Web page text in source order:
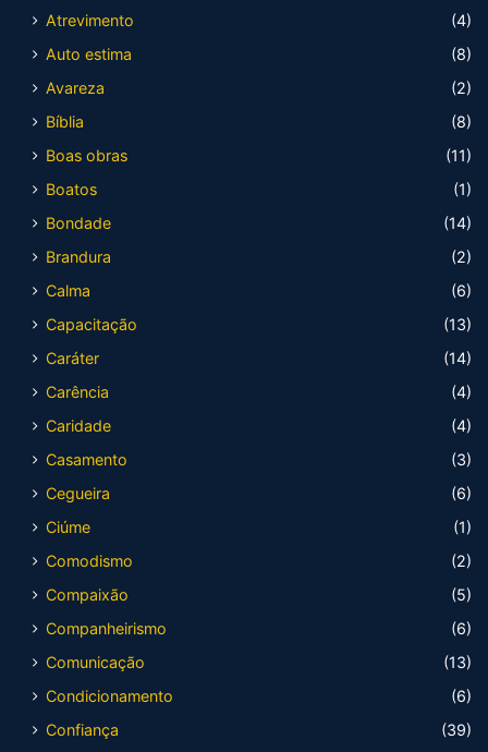
Atrevimento
(4)
Auto estima
(8)
Avareza
(2)
Bíblia
(8)
Boas obras
(11)
Boatos
(1)
Bondade
(14)
Brandura
(2)
Calma
(6)
Capacitação
(13)
Caráter
(14)
Carência
(4)
Caridade
(4)
Casamento
(3)
Cegueira
(6)
Ciúme
(1)
Comodismo
(2)
Compaixão
(5)
Companheirismo
(6)
Comunicação
(13)
Condicionamento
(6)
Confiança
(39)